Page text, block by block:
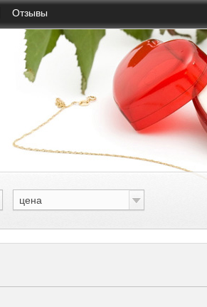
Отзывы
цена